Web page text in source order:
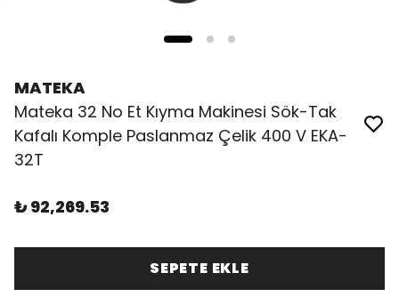
MATEKA
Mateka 32 No Et Kıyma Makinesi Sök-Tak
Kafalı Komple Paslanmaz Çelik 400 V EKA-
32T
₺ 92,269.53
SEPETE EKLE